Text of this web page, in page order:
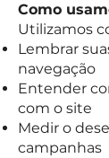
Como
Utilizamos
Lembrar
navegação
Entender
com o site
Medir o
campanhas